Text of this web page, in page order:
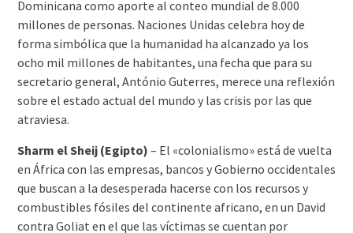
Dominicana como aporte al conteo mundial de 8.000
millones de personas. Naciones Unidas celebra hoy de
forma simbólica que la humanidad ha alcanzado ya los
ocho mil millones de habitantes, una fecha que para su
secretario general, António Guterres, merece una reflexión
sobre el estado actual del mundo y las crisis por las que
atraviesa.
Sharm el Sheij (Egipto) – El «colonialismo» está de vuelta
en África con las empresas, bancos y Gobierno occidentales
que buscan a la desesperada hacerse con los recursos y
combustibles fósiles del continente africano, en un David
contra Goliat en el que las víctimas se cuentan por